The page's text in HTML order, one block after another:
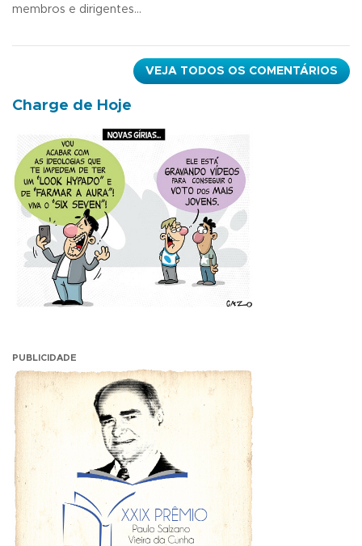
membros e dirigentes...
VEJA TODOS OS COMENTÁRIOS
Charge de Hoje
PUBLICIDADE